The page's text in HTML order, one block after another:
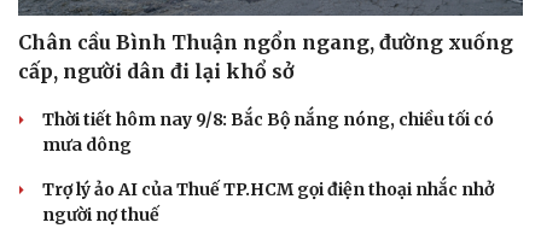
Chân cầu Bình Thuận ngổn ngang, đường xuống
cấp, người dân đi lại khổ sở
Thời tiết hôm nay 9/8: Bắc Bộ nắng nóng, chiều tối có
mưa dông
Trợ lý ảo AI của Thuế TP.HCM gọi điện thoại nhắc nhở
người nợ thuế